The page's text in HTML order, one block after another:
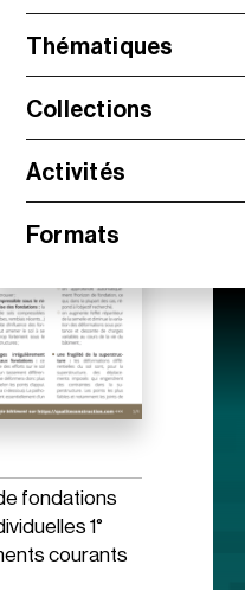
Thématiques
Collections
Activités
Formats
fondations
1°
courants